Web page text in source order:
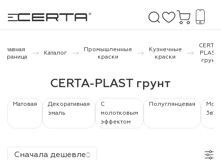
и дачи
Главная
страница
Каталог
Промышленные
краски
Кузнечные
краски
CERTA-
PLAST
грунт
CERTA-PLAST грунт
Матовая
Декоративная
эмаль
С
молотковым
эффектом
Полуглянцевая
3в1
Сначала дешевле